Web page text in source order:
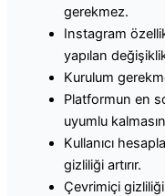
gerekmez.
Instagram
yapılan
Kurulum
Platformun en
uyumlu
Kullanıcı
gizliliği artırır.
Çevrimiçi